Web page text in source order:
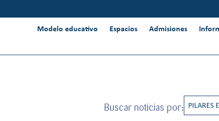
Modelo educativo Espacios Admisiones
Buscar noticias por: PILARES